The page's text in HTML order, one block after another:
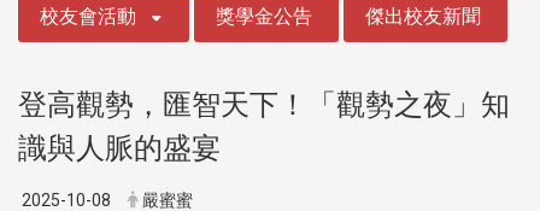
校友會活動 獎學金公告 傑出校友新聞
登高觀勢，匯智天下！「觀勢之夜」知
識與人脈的盛宴
2025-10-08 嚴蜜蜜